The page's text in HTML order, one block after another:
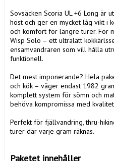
Sovsäcken Scoria UL +6 Long är
höst och ger en mycket låg vikt i
och komfort för längre turer. För
Wisp Solo – ett ultralätt
ensamvandraren som vill hålla
funktionell.
Det mest imponerande? Hela
och kök – väger endast 1982
komplett system för sömn och
behöva kompromissa med
Perfekt för fjällvandring, thru-
turer där varje gram räknas.
Paketet innehåller